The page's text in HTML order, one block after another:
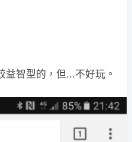
智型的，但...不好玩。